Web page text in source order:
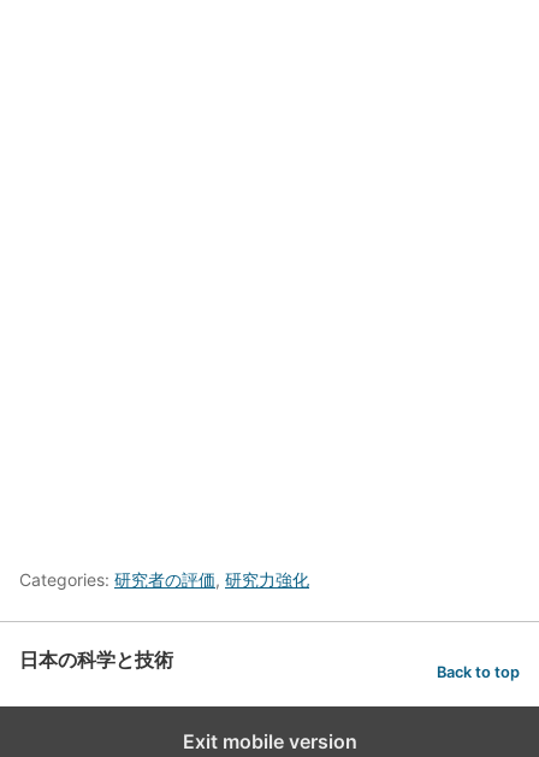
Categories: 研究者の評価, 研究力強化
日本の科学と技術 Back to top
Exit mobile version